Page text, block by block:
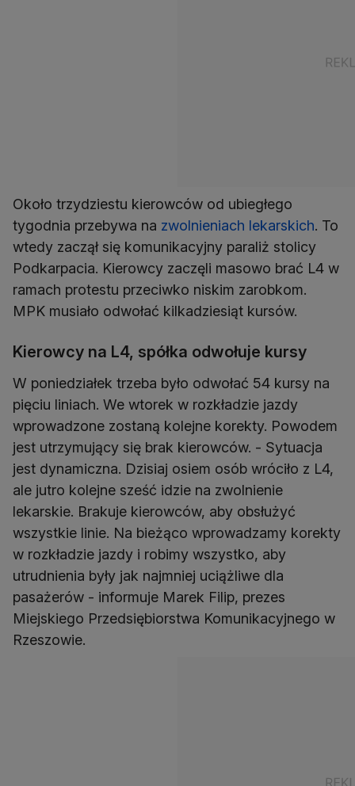
Około trzydziestu kierowców od ubiegłego
tygodnia przebywa na zwolnieniach lekarskich. To
wtedy zaczął się komunikacyjny paraliż stolicy
Podkarpacia. Kierowcy zaczęli masowo brać L4 w
ramach protestu przeciwko niskim zarobkom.
MPK musiało odwołać kilkadziesiąt kursów.
Kierowcy na L4, spółka odwołuje kursy
W poniedziałek trzeba było odwołać 54 kursy na
pięciu liniach. We wtorek w rozkładzie jazdy
wprowadzone zostaną kolejne korekty. Powodem
jest utrzymujący się brak kierowców. - Sytuacja
jest dynamiczna. Dzisiaj osiem osób wróciło z L4,
ale jutro kolejne sześć idzie na zwolnienie
lekarskie. Brakuje kierowców, aby obsłużyć
wszystkie linie. Na bieżąco wprowadzamy korekty
w rozkładzie jazdy i robimy wszystko, aby
utrudnienia były jak najmniej uciążliwe dla
pasażerów - informuje Marek Filip, prezes
Miejskiego Przedsiębiorstwa Komunikacyjnego w
Rzeszowie.